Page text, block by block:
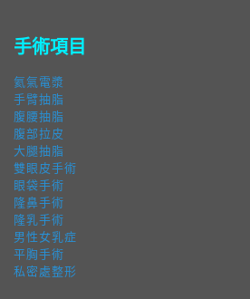
手術項目
氦氣電漿
手臂抽脂
腹腰抽脂
腹部拉皮
大腿抽脂
雙眼皮手術
眼袋手術
隆鼻手術
隆乳手術
男性女乳症
平胸手術
私密處整形